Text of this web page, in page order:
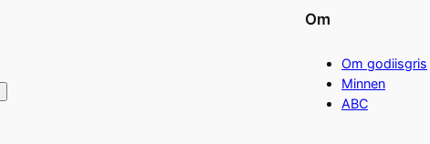
Om
Om godiisgris
Minnen
ABC